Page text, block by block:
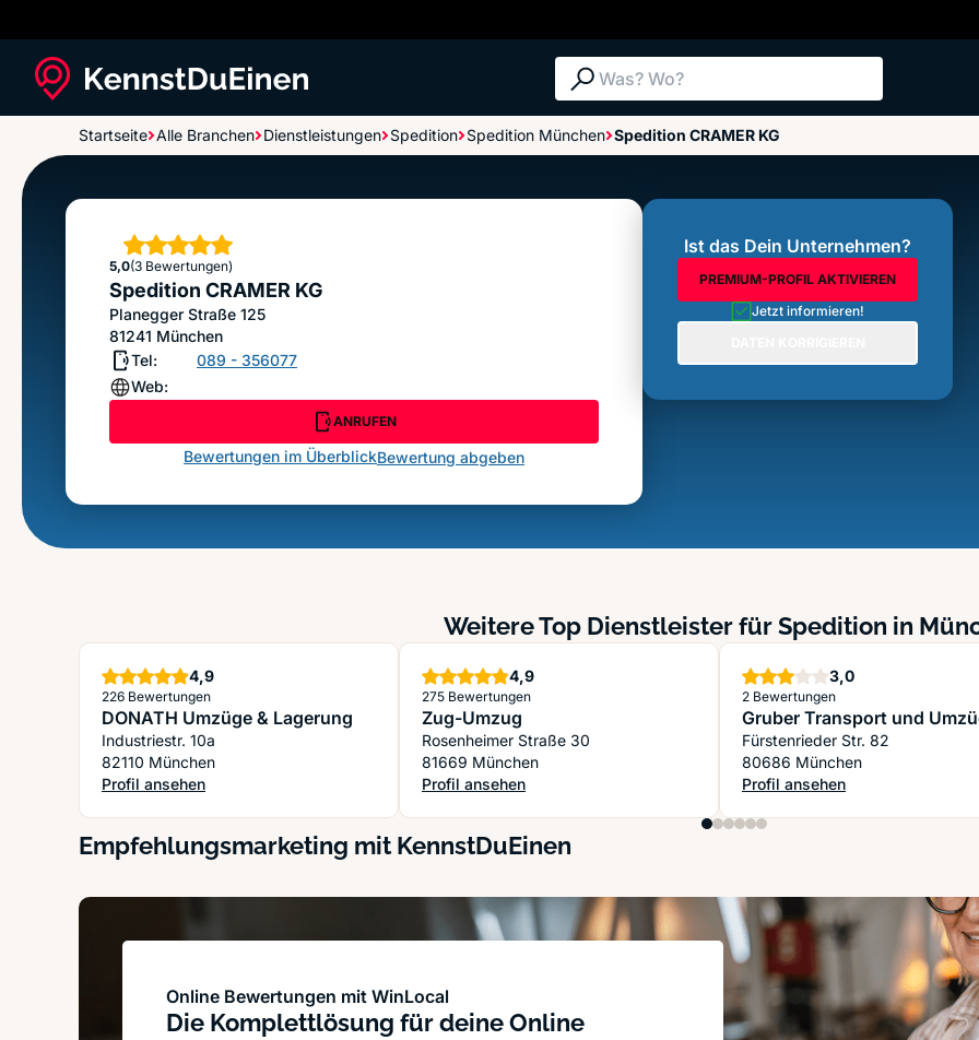
Suche: Was? Wo?
Startseite Alle Branchen Dienstleistungen Spedition Spedition München Spedition CRAMER KG
Spedition CRAMER KG
5,0
Sterne
(3 Bewertungen)
Spedition CRAMER KG
Planegger Straße 125
81241 München
Tel:
089 - 356077
Web:
ANRUFEN
Bewertungen im ÜberblickBewertung abgeben
Ist das Dein Unternehmen?
PREMIUM-PROFIL AKTIVIEREN
Jetzt informieren!
Weitere Top Dienstleister für Spedition in
4,9Sterne
226 Bewertungen
DONATH Umzüge & Lagerung
Industriestr. 10a
82110 München
Profil ansehen
: DONATH Umzüge & Lagerung
4,9Sterne
275 Bewertungen
Zug-Umzug
Rosenheimer Straße 30
81669 München
Profil ansehen
: Zug-Umzug
3,0Sterne
2 Bewertungen
Gruber Transport und
Fürstenrieder Str. 82
80686 München
Profil ansehen
: Gruber Transport und Umzüge
Empfehlungsmarketing mit KennstDuEinen
Online Bewertungen mit WinLocal
Die Komplettlösung für deine Online